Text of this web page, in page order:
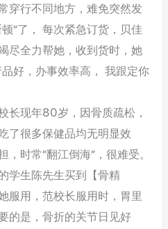
穿行不同地方，难免突然发
”了， 每次紧急订货，贝佳
尽全力帮她，收到货时，她
好，办事效率高， 我跟定你
长现年80岁，因骨质疏松，
了很多保健品均无明显效
时常”翻江倒海”，很难受。
学生陈先生买到【骨精
服用，范校长服用时，胃里
的是，骨折的关节日见好